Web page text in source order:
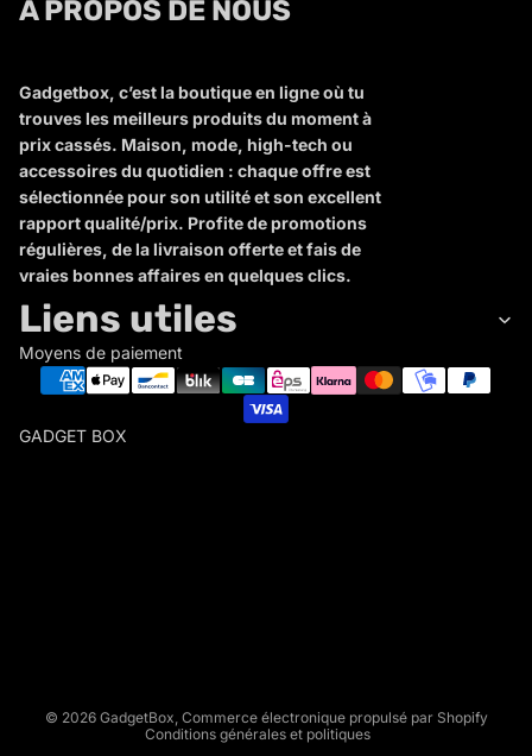
A PROPOS DE NOUS
Gadgetbox, c’est la boutique en ligne où tu
trouves les meilleurs produits du moment à
prix cassés. Maison, mode, high-tech ou
accessoires du quotidien : chaque offre est
sélectionnée pour son utilité et son excellent
rapport qualité/prix. Profite de promotions
régulières, de la livraison offerte et fais de
vraies bonnes affaires en quelques clics.
Liens utiles
Moyens de paiement
GADGET BOX
© 2026 GadgetBox, Commerce électronique propulsé par Shopify
Conditions générales et politiques